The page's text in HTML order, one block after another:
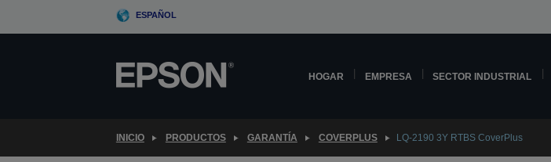
ESPAÑOL
HOGAR EMPRESA SECTOR INDUSTRIAL
INICIO PRODUCTOS GARANTÍA COVERPLUS LQ-2190 3Y RTBS CoverPlus